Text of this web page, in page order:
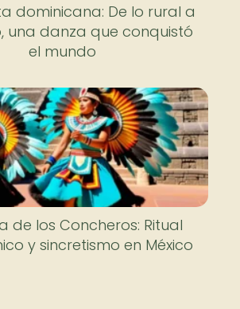
dominicana: De lo rural a
una danza que conquistó
el mundo
de los Concheros: Ritual
y sincretismo en México